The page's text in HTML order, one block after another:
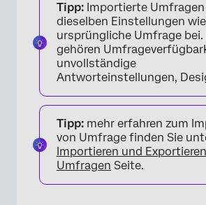
Tipp: Importierte
dieselben Einstellungen
ursprüngliche Umfrage bei.
gehören
unvollständige
Antworteinstellungen,
Tipp: mehr erfahren zum
von Umfrage finden Sie
Importieren und
Umfragen Seite.